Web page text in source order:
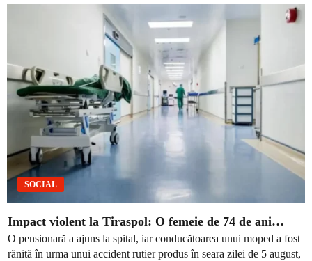
SOCIAL
Impact violent la Tiraspol: O femeie de 74 de ani…
O pensionară a ajuns la spital, iar conducătoarea unui moped a fost
rănită în urma unui accident rutier produs în seara zilei de 5 august,